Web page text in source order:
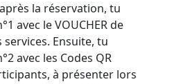
la réservation, tu
avec le VOUCHER de
Ensuite, tu
avec les Codes QR
à présenter lors